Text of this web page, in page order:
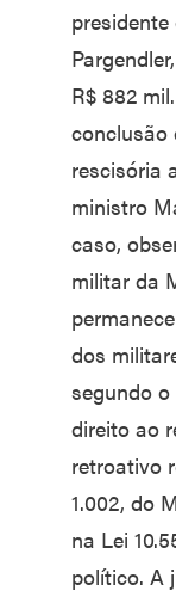
R$ 882
conclusão
rescisória
ministro
caso,
militar da
dos
segundo
direito ao
retroativo
1.002, do
na Lei
político. A